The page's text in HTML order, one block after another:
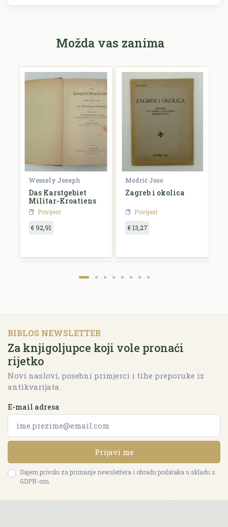
Možda vas zanima
Wessely Joseph
Das Karstgebiet
Militar-Kroatiens
Povijest
€ 92,91
Modrić Joso
Zagreb i okolica
Povijest
€ 13,27
BIBLOS NEWSLETTER
Za knjigoljupce koji vole pronaći
rijetko
Novi naslovi, posebni primjerci i tihe preporuke iz
antikvarijata.
E-mail adresa
Prijavi me
Dajem privolu za primanje newslettera i obradu podataka u skladu s
GDPR-om.